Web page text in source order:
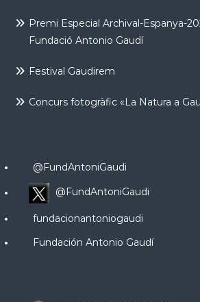
Premi Especial Archival-Espanya-
Fundació Antonio Gaudí
Festival Gaudirem
Concurs fotogràfic «La Natura a
@FundAntoniGaudi
@FundAntoniGaudi
fundacionantoniogaudi
Fundación Antonio Gaudí